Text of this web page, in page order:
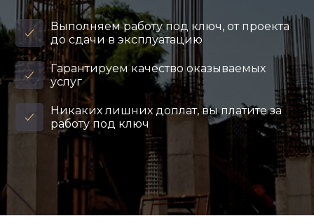
Выполняем работу под ключ, от проекта
до сдачи в эксплуатацию
Гарантируем качество оказываемых
услуг
Никаких лишних доплат, вы платите за
работу под ключ